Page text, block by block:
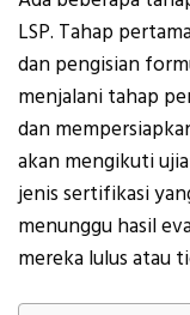
LSP. Tahap
dan pengisian
menjalani tahap
dan
akan mengikuti
jenis sertifikasi
menunggu hasil
mereka lulus atau